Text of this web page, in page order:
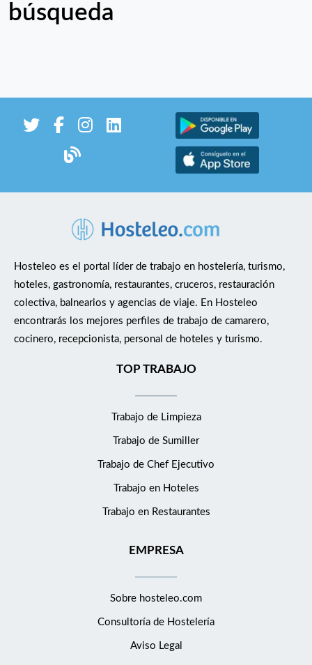
búsqueda
Hosteleo es el portal líder de trabajo en hostelería, turismo,
hoteles, gastronomía, restaurantes, cruceros, restauración
colectiva, balnearios y agencias de viaje. En Hosteleo
encontrarás los mejores perfiles de trabajo de camarero,
cocinero, recepcionista, personal de hoteles y turismo.
TOP TRABAJO
Trabajo de Limpieza
Trabajo de Sumiller
Trabajo de Chef Ejecutivo
Trabajo en Hoteles
Trabajo en Restaurantes
EMPRESA
Sobre hosteleo.com
Consultoría de Hostelería
Aviso Legal